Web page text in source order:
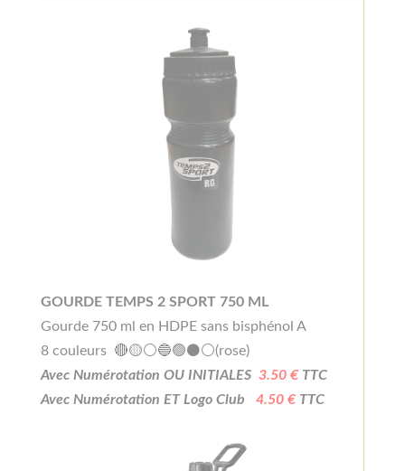
GOURDE TEMPS 2 SPORT 750 ML
Gourde 750 ml en HDPE sans bisphénol A
8 couleurs 🔴🟡⚪🔵🟢⚫⚪(rose)
Avec Numérotation OU INITIALES 3.50 €TTC
Avec Numérotation ET Logo Club 4.50 €TTC